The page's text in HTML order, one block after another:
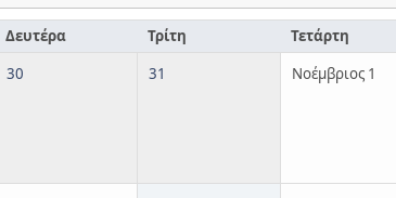
Δευτέρα Τρίτη Τετάρτη
30 31 Νοέμβριος 1